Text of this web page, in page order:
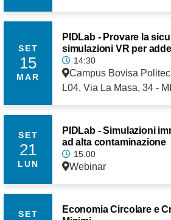
SET
15
MAR
PIDLab - Provare la
simulazioni VR per
14:30
Campus Bovisa
L04, Via La Masa, 34 -
SET
21
LUN
PIDLab - Simulazioni
ad alta contaminazione
15:00
Webinar
SET
Economia Circolare e